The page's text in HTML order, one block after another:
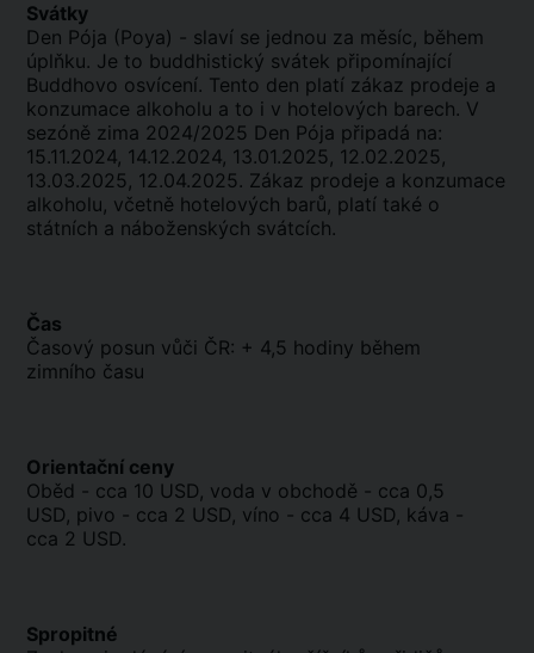
Svátky
Den Pója (Poya) - slaví se jednou za měsíc, během
úplňku. Je to buddhistický svátek připomínající
Buddhovo osvícení. Tento den platí zákaz prodeje a
konzumace alkoholu a to i v hotelových barech. V
sezóně zima 2024/2025 Den Pója připadá na:
15.11.2024, 14.12.2024, 13.01.2025, 12.02.2025,
13.03.2025, 12.04.2025. Zákaz prodeje a konzumace
alkoholu, včetně hotelových barů, platí také o
státních a náboženských svátcích.
Čas
Časový posun vůči ČR: + 4,5 hodiny během
zimního času
Orientační ceny
Oběd - cca 10 USD, voda v obchodě - cca 0,5
USD, pivo - cca 2 USD, víno - cca 4 USD, káva -
cca 2 USD.
Spropitné